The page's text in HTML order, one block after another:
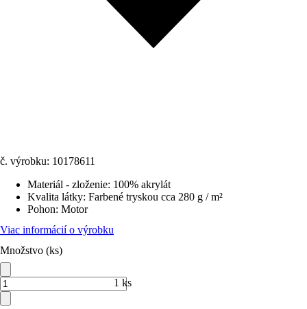
č. výrobku: 10178611
Materiál - zloženie: 100% akrylát
Kvalita látky: Farbené tryskou cca 280 g / m²
Pohon: Motor
Viac informácií o výrobku
Množstvo (ks)
1 ks